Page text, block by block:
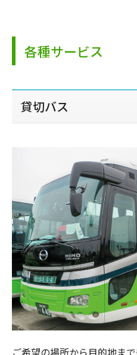
各種サービス
貸切バス
ご希望の場所から目的地ま